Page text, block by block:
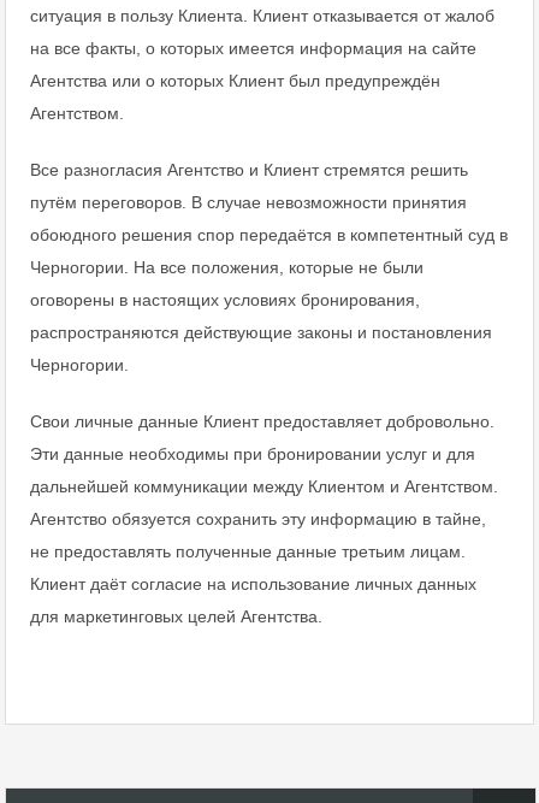
ситуация в пользу Клиента. Клиент отказывается от жалоб
на все факты, о которых имеется информация на сайте
Агентства или о которых Клиент был предупреждён
Агентством.
Все разногласия Агентство и Клиент стремятся решить
путём переговоров. В случае невозможности принятия
обоюдного решения спор передаётся в компетентный суд в
Черногории. На все положения, которые не были
оговорены в настоящих условиях бронирования,
распространяются действующие законы и постановления
Черногории.
Свои личные данные Клиент предоставляет добровольно.
Эти данные необходимы при бронировании услуг и для
дальнейшей коммуникации между Клиентом и Агентством.
Агентство обязуется сохранить эту информацию в тайне,
не предоставлять полученные данные третьим лицам.
Клиент даёт согласие на использование личных данных
для маркетинговых целей Агентства.